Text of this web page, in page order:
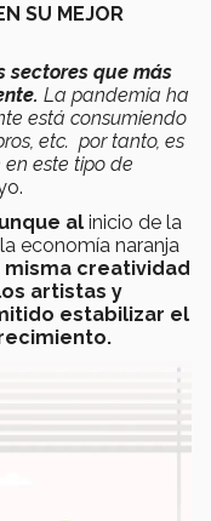
SU MEJOR
sectores que más
La pandemia ha
está consumiendo
etc. por tanto, es
este tipo de
al inicio de la
la economía naranja
misma creatividad
artistas y
estabilizar el